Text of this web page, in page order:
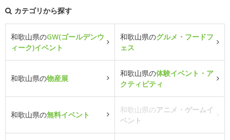
カテゴリから探す
和歌山県のGW(ゴールデンウ
ィーク)イベント
和歌山県のグルメ・フードフ
ェス
和歌山県の物産展
和歌山県の体験イベント・ア
クティビティ
和歌山県の無料イベント
和歌山県のアニメ・ゲームイ
ベント